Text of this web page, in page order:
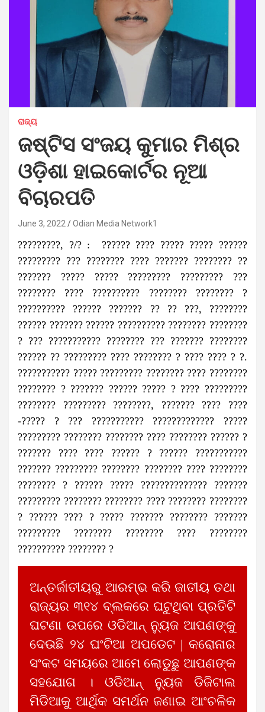
ରାଜ୍ୟ
ଜଷ୍ଟିସ ସଂଜୟ କୁମାର ମିଶ୍ର
ଓଡ଼ିଶା ହାଇକୋର୍ଟର ନୂଆ
ବିଚାରପତି
June 3, 2022 Odian Media Network1
?????????, ?/? : ?????? ???? ????? ????? ??????
????????? ??? ???????? ???? ??????? ???????? ??
??????? ????? ????? ????????? ????????? ???
???????? ???? ?????????? ???????? ???????? ?
?????????? ?????? ??????? ?? ?? ???, ????????
?????? ??????? ?????? ?????????? ???????? ????????
? ??? ??????????? ???????? ??? ??????? ????????
?????? ?? ????????? ???? ???????? ? ???? ???? ? ?.
??????????? ????? ????????? ???????? ???? ????????
???????? ? ??????? ?????? ????? ? ???? ?????????
???????? ????????? ????????, ??????? ???? ????
-????? ? ??? ??????????? ????????????? ?????
????????? ???????? ???????? ???? ???????? ?????? ?
??????? ???? ???? ?????? ? ?????? ???????????
??????? ????????? ???????? ???????? ???? ????????
???????? ? ?????? ????? ?????????????? ???????
????????? ???????? ???????? ???? ???????? ????????
? ?????? ???? ? ????? ??????? ???????? ???????
????????? ???????? ???????? ???? ????????
?????????? ???????? ?
ଅନ୍ତର୍ଜାତୀୟରୁ ଆରମ୍ଭ କରି ଜାତୀୟ ତଥା
ରାଜ୍ୟର ୩୧୪ ବ୍ଲକରେ ଘଟୁଥିବା ପ୍ରତିଟି
ଘଟଣା ଉପରେ ଓଡିଆନ୍ ନ୍ୟୁଜ ଆପଣଙ୍କୁ
ଦେଉଛି ୨୪ ଘଂଟିଆ ଅପଡେଟ | କରୋନାର
ସଂକଟ ସମୟରେ ଆମେ ଲୋଡୁଛୁ ଆପଣଙ୍କ
ସହଯୋଗ । ଓଡିଆନ୍ ନ୍ୟୁଜ ଡିଜିଟାଲ
ମିଡିଆକୁ ଆର୍ଥିକ ସମର୍ଥନ ଜଣାଇ ଆଂଚଳିକ